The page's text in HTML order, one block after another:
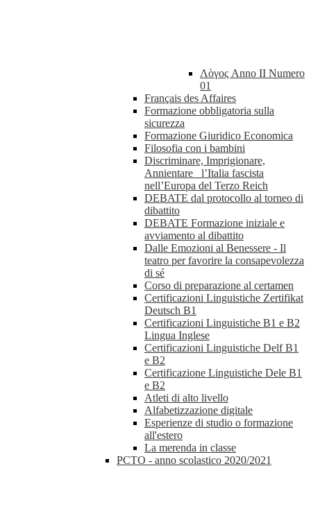
Λὸγος Anno II Numero
01
Français des Affaires
Formazione obbligatoria sulla
sicurezza
Formazione Giuridico Economica
Filosofia con i bambini
Discriminare, Imprigionare,
Annientare_ l’Italia fascista
nell’Europa del Terzo Reich
DEBATE dal protocollo al torneo di
dibattito
DEBATE Formazione iniziale e
avviamento al dibattito
Dalle Emozioni al Benessere - Il
teatro per favorire la consapevolezza
di sé
Corso di preparazione al certamen
Certificazioni Linguistiche Zertifikat
Deutsch B1
Certificazioni Linguistiche B1 e B2
Lingua Inglese
Certificazioni Linguistiche Delf B1
e B2
Certificazione Linguistiche Dele B1
e B2
Atleti di alto livello
Alfabetizzazione digitale
Esperienze di studio o formazione
all'estero
La merenda in classe
PCTO - anno scolastico 2020/2021